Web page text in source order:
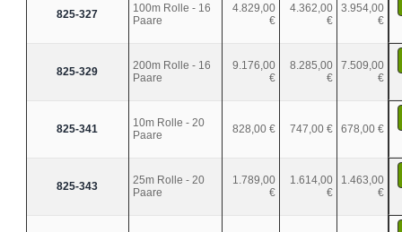
825-327
100m Rolle - 16
Paare
4.829,00
€
4.362,00
€
3.954,00
€
825-329
200m Rolle - 16
Paare
9.176,00
€
8.285,00
€
7.509,00
€
825-341
10m Rolle - 20
Paare
828,00 € 747,00 € 678,00 €
825-343
25m Rolle - 20
Paare
1.789,00
€
1.614,00
€
1.463,00
€